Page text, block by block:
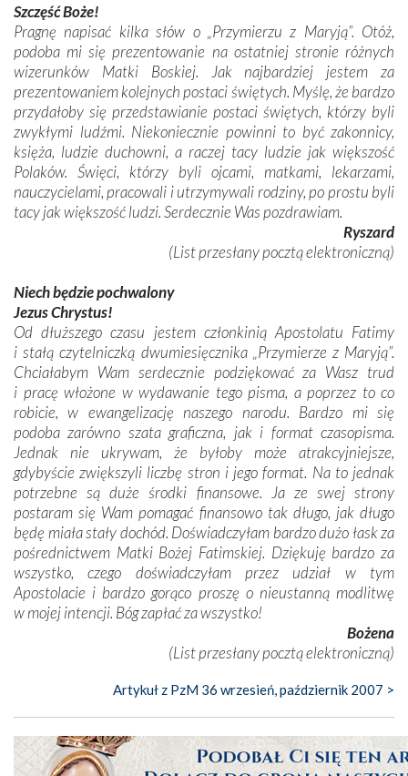
Szczęść Boże!
Pragnę napisać kilka słów o „Przymierzu z Maryją”. Otóż,
podoba mi się prezentowanie na ostatniej stronie różnych
wizerunków Matki Boskiej. Jak najbardziej jestem za
prezentowaniem kolejnych postaci świętych. Myślę, że bardzo
przydałoby się przedstawianie postaci świętych, którzy byli
zwykłymi ludźmi. Niekoniecznie powinni to być zakonnicy,
księża, ludzie duchowni, a raczej tacy ludzie jak większość
Polaków. Święci, którzy byli ojcami, matkami, lekarzami,
nauczycielami, pracowali i utrzymywali rodziny, po prostu byli
tacy jak większość ludzi. Serdecznie Was pozdrawiam.
Ryszard
(List przesłany pocztą elektroniczną)
Niech będzie pochwalony
Jezus Chrystus!
Od dłuższego czasu jestem członkinią Apostolatu Fatimy
i stałą czytelniczką dwumiesięcznika „Przymierze z Maryją”.
Chciałabym Wam serdecznie podziękować za Wasz trud
i pracę włożone w wydawanie tego pisma, a poprzez to co
robicie, w ewangelizację naszego narodu. Bardzo mi się
podoba zarówno szata graficzna, jak i format czasopisma.
Jednak nie ukrywam, że byłoby może atrakcyjniejsze,
gdybyście zwiększyli liczbę stron i jego format. Na to jednak
potrzebne są duże środki finansowe. Ja ze swej strony
postaram się Wam pomagać finansowo tak długo, jak długo
będę miała stały dochód. Doświadczyłam bardzo dużo łask za
pośrednictwem Matki Bożej Fatimskiej. Dziękuję bardzo za
wszystko, czego doświadczyłam przez udział w tym
Apostolacie i bardzo gorąco proszę o nieustanną modlitwę
w mojej intencji. Bóg zapłać za wszystko!
Bożena
(List przesłany pocztą elektroniczną)
Artykuł z PzM 36 wrzesień, październik 2007 >